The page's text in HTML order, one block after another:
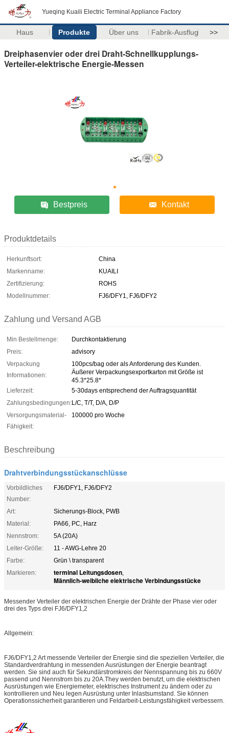
Yueqing Kuaili Electric Terminal Appliance Factory
Haus Produkte Über uns Fabrik-Ausflug >>
Dreiphasenvier oder drei Draht-Schnellkupplungs-
Verteiler-elektrische Energie-Messen
Bestpreis Kontakt
Produktdetails
Herkunftsort:
China
Markenname:
KUAILI
Zertifizierung:
ROHS
Modellnummer:
FJ6/DFY1, FJ6/DFY2
Zahlung und Versand AGB
Min Bestellmenge:
Durchkontaktierung
Preis:
advisory
Verpackung
Informationen:
100pcs/bag oder als Anforderung des Kunden.
Äußerer Verpackungsexportkarton mit Größe ist
45.3*25.8*
Lieferzeit:
5-30days entsprechend der Auftragsquantität
Zahlungsbedingungen:L/C, T/T, D/A, D/P
Versorgungsmaterial-
Fähigkeit:
100000 pro Woche
Beschreibung
Drahtverbindungsstückanschlüsse
Vorbildliches
Number:
FJ6/DFY1, FJ6/DFY2
Art:
Sicherungs-Block, PWB
Material:
PA66, PC, Harz
Nennstrom:
5A (20A)
Leiter-Größe:
11 - AWG-Lehre 20
Farbe:
Grün \ transparent
Markieren:
terminal Leitungsdosen,
Männlich-weibliche elektrische Verbindungsstücke
Messender Verteiler der elektrischen Energie der Drähte der Phase vier oder
drei des Typs drei FJ6/DFY1,2
Allgemein:
FJ6/DFY1,2 Art messende Verteiler der Energie sind die speziellen Verteiler, die
Standardverdrahtung in messenden Ausrüstungen der Energie beantragt
werden. Sie sind auch für Sekundärstromkreis der Nennspannung bis zu 660V
passend und Nennstrom bis zu 20A.They werden benutzt, um die elektrischen
Ausrüstungen wie Energiemeter, elektrisches Instrument zu ändern oder zu
kontrollieren und Neu legen Ausrüstung unter Inlastsumstand. Sie können
Operationssicherheit garantieren und Feldarbeit-Leistungsfähigkeit verbessern.